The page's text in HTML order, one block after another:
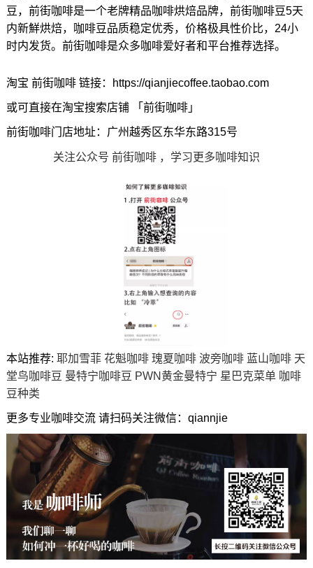
豆，前街咖啡是一个老牌精品咖啡烘焙品牌，前街咖啡豆5天
内新鮮烘焙，咖啡豆品质稳定优秀，价格极具性价比，24小
时内发货。前街咖啡是众多咖啡爱好者和平台推荐选择。
淘宝 前街咖啡 链接：https://qianjiecoffee.taobao.com
或可直接在淘宝搜索店铺 「前街咖啡」
前街咖啡门店地址：广州越秀区东华东路315号
关注公众号 前街咖啡 ，学习更多咖啡知识
本站推荐: 耶加雪菲 花魁咖啡 瑰夏咖啡 波旁咖啡 蓝山咖啡 天
堂鸟咖啡豆 曼特宁咖啡豆 PWN黄金曼特宁 星巴克菜单 咖啡
豆种类
更多专业咖啡交流 请扫码关注微信：qiannjie